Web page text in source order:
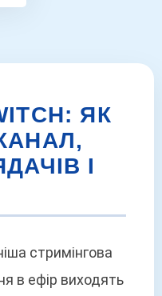
ЯК
І
стримінгова
в ефір виходять